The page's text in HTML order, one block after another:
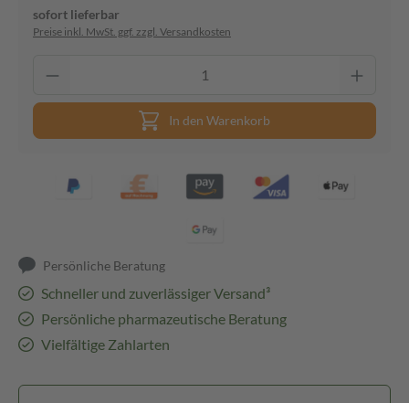
sofort lieferbar
Preise inkl. MwSt. ggf. zzgl. Versandkosten
In den Warenkorb
Persönliche Beratung
Schneller und zuverlässiger Versand³
Persönliche pharmazeutische Beratung
Vielfältige Zahlarten